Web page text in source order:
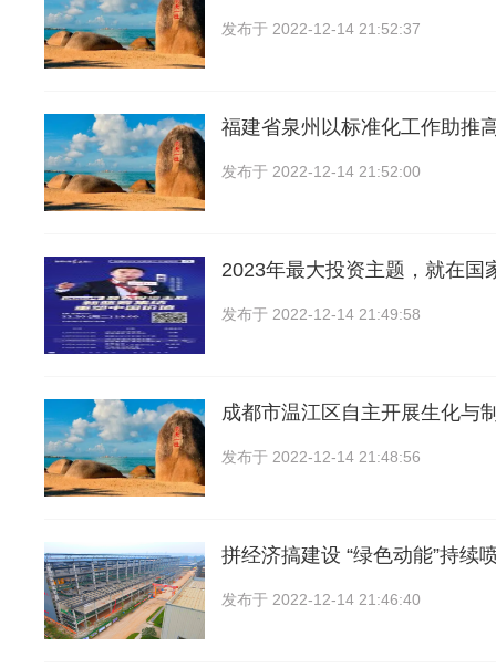
发布于 2022-12-14 21:52:37
福建省泉州以标准化工作助推
发布于 2022-12-14 21:52:00
2023年最大投资主题，就在国
发布于 2022-12-14 21:49:58
成都市温江区自主开展生化与
发布于 2022-12-14 21:48:56
拼经济搞建设 “绿色动能”持续
发布于 2022-12-14 21:46:40